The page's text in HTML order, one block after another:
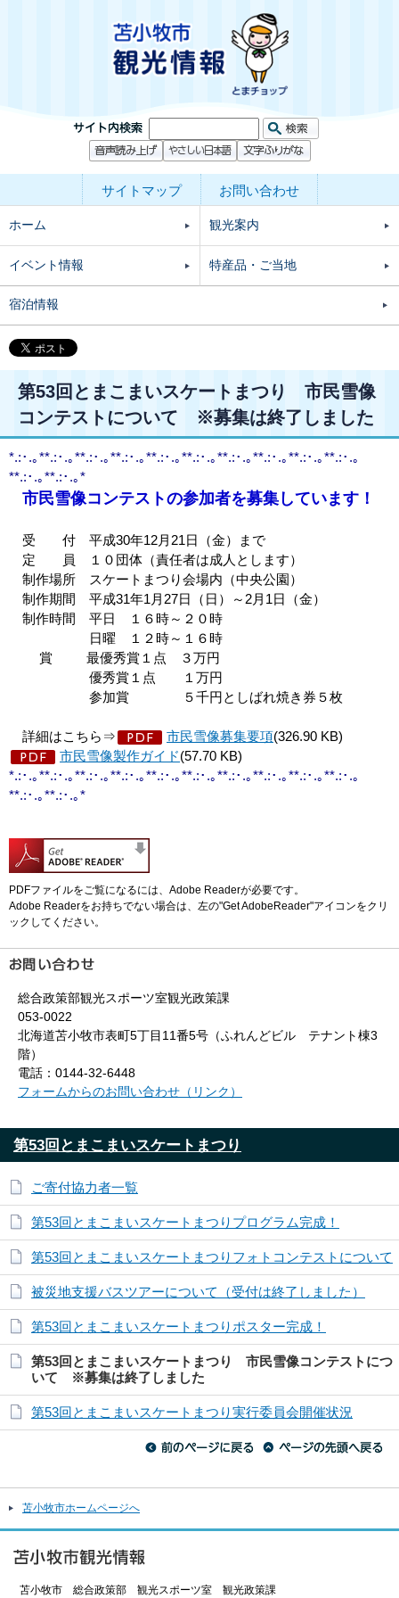
サイトマップ お問い合わせ
ホーム 観光案内
イベント情報 特産品・ご当地
宿泊情報
第53回とまこまいスケートまつり 市民雪像
コンテストについて ※募集は終了しました
*.:･.｡**.:･.｡**.:･.｡**.:･.｡**.:･.｡**.:･.｡**.:･.｡**.:･.｡**.:･.｡**.:･.｡
**.:･.｡**.:･.｡*
市民雪像コンテストの参加者を募集しています！
受 付 平成30年12月21日（金）まで
定 員 １０団体（責任者は成人とします）
制作場所 スケートまつり会場内（中央公園）
制作期間 平成31年1月27日（日）～2月1日（金）
制作時間 平日 １６時～２０時
日曜 １２時～１６時
賞 最優秀賞１点 ３万円
優秀賞１点 １万円
参加賞 ５千円としばれ焼き券５枚
詳細はこちら⇒ 市民雪像募集要項(326.90 KB)
市民雪像製作ガイド(57.70 KB)
*.:･.｡**.:･.｡**.:･.｡**.:･.｡**.:･.｡**.:･.｡**.:･.｡**.:･.｡**.:･.｡**.:･.｡
**.:･.｡**.:･.｡*
PDFファイルをご覧になるには、Adobe Readerが必要です。
Adobe Readerをお持ちでない場合は、左の"Get AdobeReader"アイコンをクリ
ックしてください。
総合政策部観光スポーツ室観光政策課
053-0022
北海道苫小牧市表町5丁目11番5号（ふれんどビル テナント棟3
階）
電話：0144-32-6448
フォームからのお問い合わせ（リンク）
第53回とまこまいスケートまつり
ご寄付協力者一覧
第53回とまこまいスケートまつりプログラム完成！
第53回とまこまいスケートまつりフォトコンテストについて
被災地支援バスツアーについて（受付は終了しました）
第53回とまこまいスケートまつりポスター完成！
第53回とまこまいスケートまつり 市民雪像コンテストにつ
いて ※募集は終了しました
第53回とまこまいスケートまつり実行委員会開催状況
苫小牧市ホームページへ
苫小牧市 総合政策部 観光スポーツ室 観光政策課